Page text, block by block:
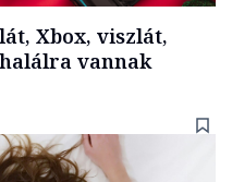
Xbox, viszlát,
vannak